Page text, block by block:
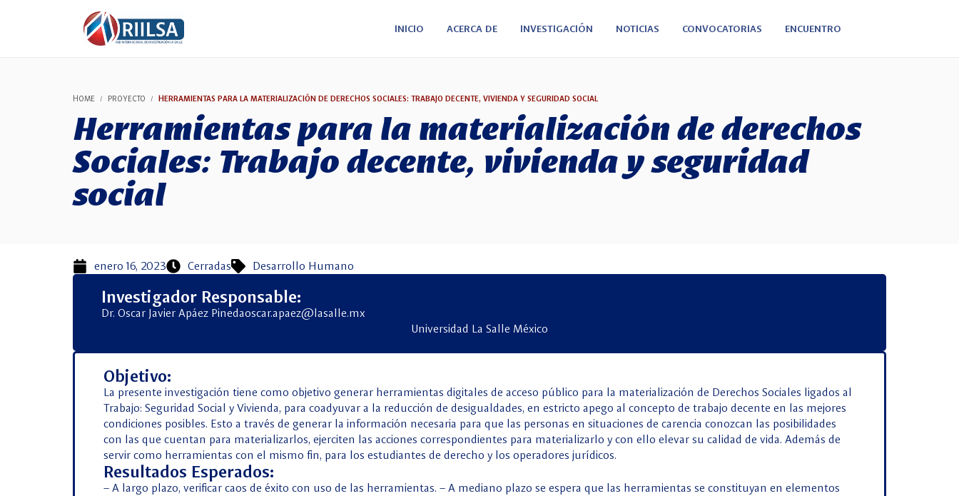
INICIO ACERCA DE INVESTIGACIÓN NOTICIAS CONVOCATORIAS ENCUENTRO
HOME PROYECTO HERRAMIENTAS PARA LA MATERIALIZACIÓN DE DERECHOS SOCIALES: TRABAJO DECENTE, VIVIENDA Y SEGURIDAD SOCIAL
Herramientas para la materialización de derechos
Sociales: Trabajo decente, vivienda y seguridad
social
enero 16, 2023 Cerradas Desarrollo Humano
Investigador Responsable:
Dr. Oscar Javier Apáez Pinedaoscar.apaez@lasalle.mx
Universidad La Salle México
Objetivo:
La presente investigación tiene como objetivo generar herramientas digitales de acceso público para la materialización de Derechos Sociales ligados al
Trabajo: Seguridad Social y Vivienda, para coadyuvar a la reducción de desigualdades, en estricto apego al concepto de trabajo decente en las mejores
condiciones posibles. Esto a través de generar la información necesaria para que las personas en situaciones de carencia conozcan las posibilidades
con las que cuentan para materializarlos, ejerciten las acciones correspondientes para materializarlo y con ello elevar su calidad de vida. Además de
servir como herramientas con el mismo fin, para los estudiantes de derecho y los operadores jurídicos.
Resultados Esperados:
– A largo plazo, verificar caos de éxito con uso de las herramientas. – A mediano plazo se espera que las herramientas se constituyan en elementos